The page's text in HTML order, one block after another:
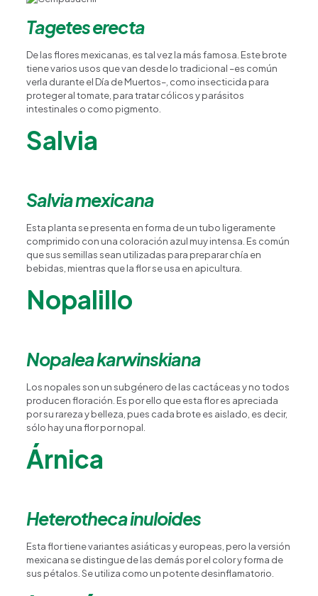
Tagetes erecta
De las flores mexicanas, es tal vez la más famosa. Este brote
tiene varios usos que van desde lo tradicional –es común
verla durante el Día de Muertos–, como insecticida para
proteger al tomate, para tratar cólicos y parásitos
intestinales o como pigmento.
Salvia
Salvia mexicana
Esta planta se presenta en forma de un tubo ligeramente
comprimido con una coloración azul muy intensa. Es común
que sus semillas sean utilizadas para preparar chía en
bebidas, mientras que la flor se usa en apicultura.
Nopalillo
Nopalea karwinskiana
Los nopales son un subgénero de las cactáceas y no todos
producen floración. Es por ello que esta flor es apreciada
por su rareza y belleza, pues cada brote es aislado, es decir,
sólo hay una flor por nopal.
Árnica
Heterotheca inuloides
Esta flor tiene variantes asiáticas y europeas, pero la versión
mexicana se distingue de las demás por el color y forma de
sus pétalos. Se utiliza como un potente desinflamatorio.